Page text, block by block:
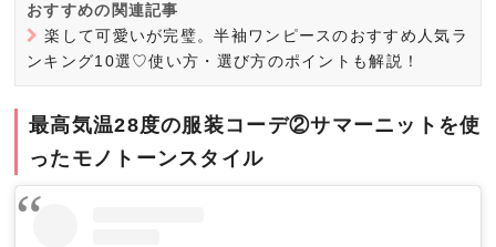
おすすめの関連記事
楽して可愛いが完璧。半袖ワンピースのおすすめ人気ラ
ンキング10選♡使い方・選び方のポイントも解説！
最高気温28度の服装コーデ②サマーニットを使
ったモノトーンスタイル